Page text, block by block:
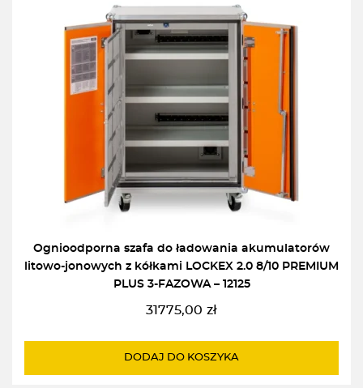
Ognioodporna szafa do ładowania akumulatorów
litowo-jonowych z kółkami LOCKEX 2.0 8/10 PREMIUM
PLUS 3-FAZOWA – 12125
31775,00 zł
DODAJ DO KOSZYKA